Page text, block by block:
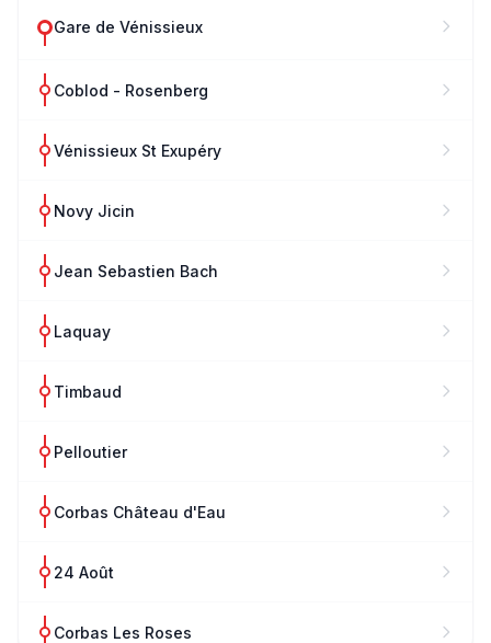
Gare de Vénissieux
Coblod - Rosenberg
Vénissieux St Exupéry
Novy Jicin
Jean Sebastien Bach
Laquay
Timbaud
Pelloutier
Corbas Château d'Eau
24 Août
Corbas Les Roses